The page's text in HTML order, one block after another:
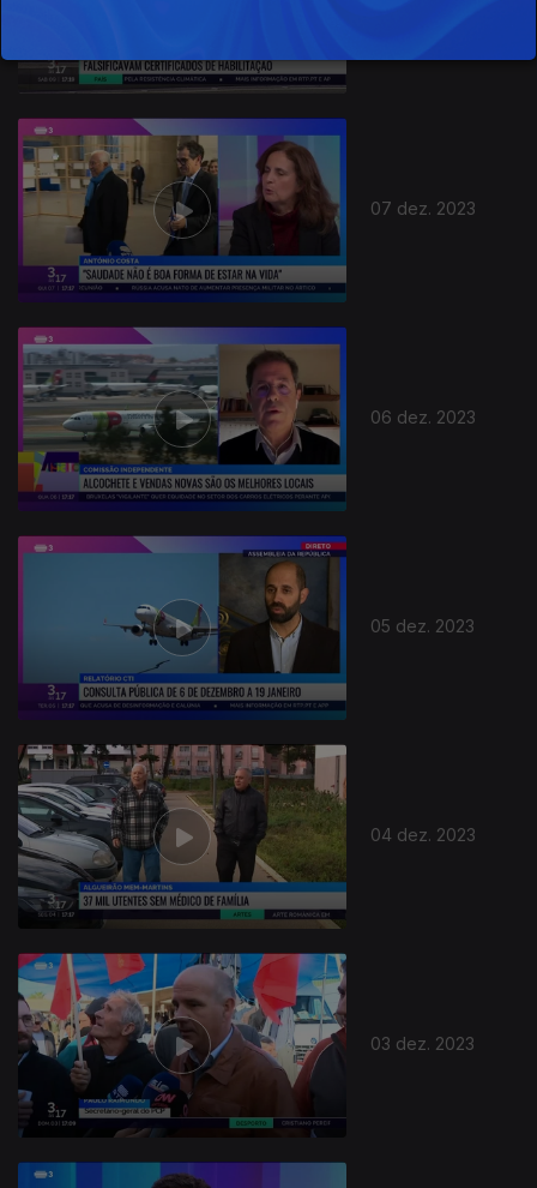
07 dez. 2023
06 dez. 2023
733138
05 dez. 2023
04 dez. 2023
03 dez. 2023